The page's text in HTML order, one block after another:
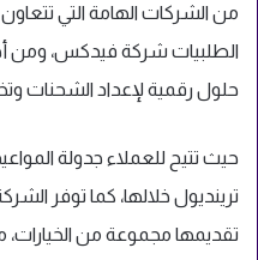
من الشركات الهامة التي
الطلبيات شركة فيدكس، ومن
حلول رقمية لإعداد الشحنات
حيث تتيح للعملاء جدولة
ترينديول خلالها، كما توفر
تقديمها مجموعة من الخيارات،